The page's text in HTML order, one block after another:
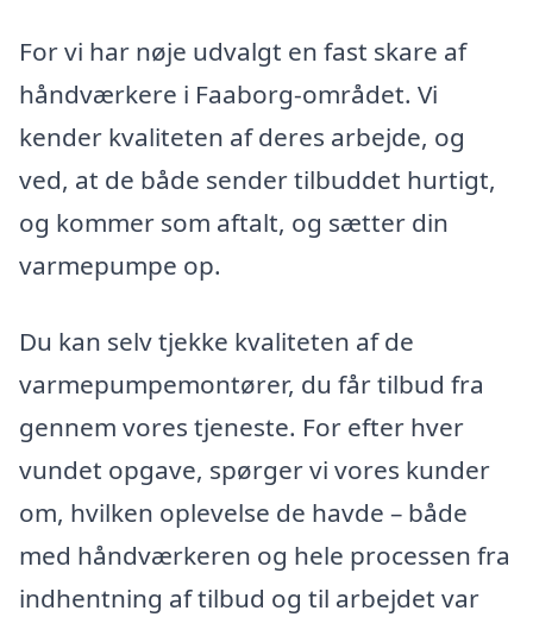
For vi har nøje udvalgt en fast skare af
håndværkere i Faaborg-området. Vi
kender kvaliteten af deres arbejde, og
ved, at de både sender tilbuddet hurtigt,
og kommer som aftalt, og sætter din
varmepumpe op.
Du kan selv tjekke kvaliteten af de
varmepumpemontører, du får tilbud fra
gennem vores tjeneste. For efter hver
vundet opgave, spørger vi vores kunder
om, hvilken oplevelse de havde – både
med håndværkeren og hele processen fra
indhentning af tilbud og til arbejdet var